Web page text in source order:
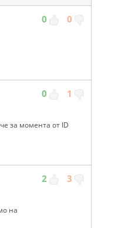
0 0
0 1
за момента от ID
2 3
на